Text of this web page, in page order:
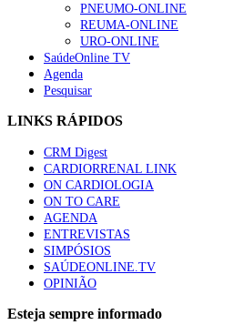
PNEUMO-ONLINE
REUMA-ONLINE
URO-ONLINE
SaúdeOnline TV
Agenda
Pesquisar
LINKS RÁPIDOS
CRM Digest
CARDIORRENAL LINK
ON CARDIOLOGIA
ON TO CARE
AGENDA
ENTREVISTAS
SIMPÓSIOS
SAÚDEONLINE.TV
OPINIÃO
Esteja sempre informado